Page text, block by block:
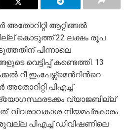
അതോറിറ്റി ആറ്റിങ്ങല്‍
കൊടുത്ത് 22 ലക്ഷം രൂപ
പിന്നാലെ
വെട്ടിപ്പ് കണ്ടെത്തി. 13
റീ ഇംപേഴ്സ്മെന്‍റിന്‍റെ
അതോറിറ്റി പിഎച്ച്
വ്യാജബില്ല്
വിവരാവകാശ നിയമപ്രകാരം
പിഎച്ച് ഡിവിഷണിലെ